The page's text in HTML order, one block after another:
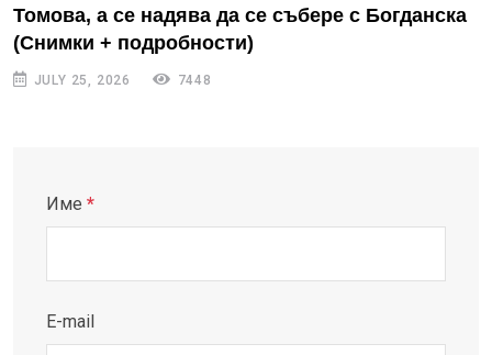
Томова, а се надява да се събере с Богданска
(Снимки + подробности)
JULY 25, 2026 7448
Име *
E-mail